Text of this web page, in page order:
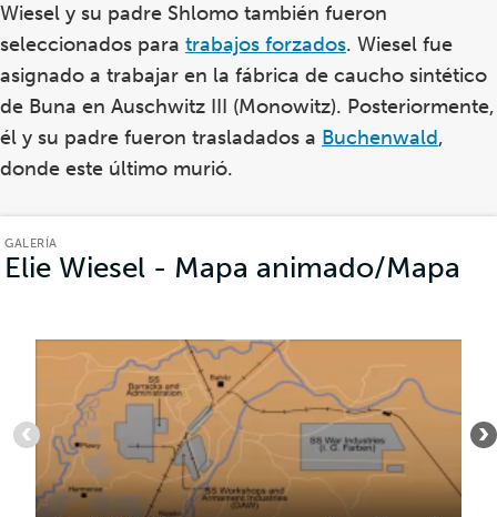
Wiesel y su padre Shlomo también fueron
seleccionados para trabajos forzados. Wiesel fue
asignado a trabajar en la fábrica de caucho sintético
de Buna en Auschwitz III (Monowitz). Posteriormente,
él y su padre fueron trasladados a Buchenwald,
donde este último murió.
GALERÍA
Elie Wiesel - Mapa animado/Mapa
:
Auschwitz